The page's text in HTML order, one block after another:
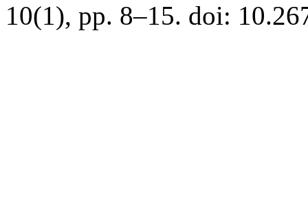
10(1), pp. 8–15. doi: